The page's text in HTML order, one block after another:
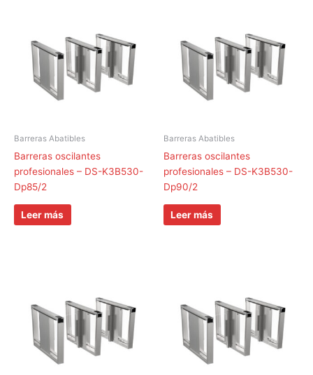
Barreras Abatibles
Barreras oscilantes
profesionales – DS-K3B530-
Dp85/2
Leer más
Barreras Abatibles
Barreras oscilantes
profesionales – DS-K3B530-
Dp90/2
Leer más